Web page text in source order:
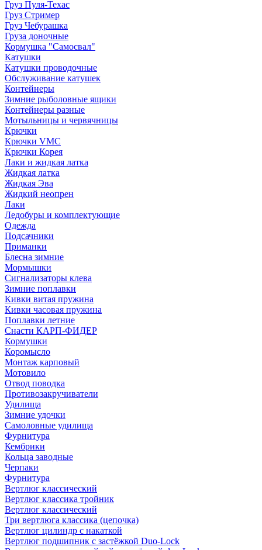
Груз Пуля-Техас
Груз Стример
Груз Чебурашка
Груза доночные
Кормушка "Самосвал"
Катушки
Катушки проводочные
Обслуживание катушек
Контейнеры
Зимние рыболовные ящики
Контейнеры разные
Мотыльницы и червячницы
Крючки
Крючки VMC
Крючки Корея
Лаки и жидкая латка
Жидкая латка
Жидкая Эва
Жидкий неопрен
Лаки
Ледобуры и комплектующие
Одежда
Подсачники
Приманки
Блесна зимние
Мормышки
Сигнализаторы клева
Зимние поплавки
Кивки витая пружина
Кивки часовая пружина
Поплавки летние
Снасти КАРП-ФИДЕР
Кормушки
Коромысло
Монтаж карповый
Мотовило
Отвод поводка
Противозакручиватели
Удилища
Зимние удочки
Самоловные удилища
Фурнитура
Кембрики
Кольца заводные
Черпаки
Фурнитура
Вертлюг классический
Вертлюг классика тройник
Вертлюг классический
Три вертлюга классика (цепочка)
Вертлюг цилиндр с накаткой
Вертлюг подшипник с застёжкой Duo-Lock